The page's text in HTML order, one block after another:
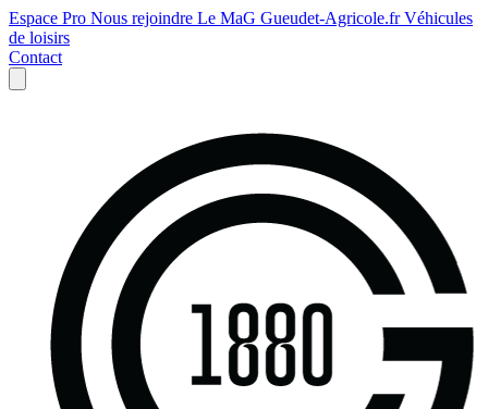
Espace Pro Nous rejoindre Le MaG Gueudet-Agricole.frVéhicules
de loisirs
Contact